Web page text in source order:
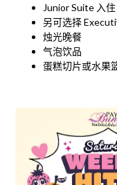
Junior Suite 入
另可选择
烛光晚餐
气泡饮品
蛋糕切片或水果